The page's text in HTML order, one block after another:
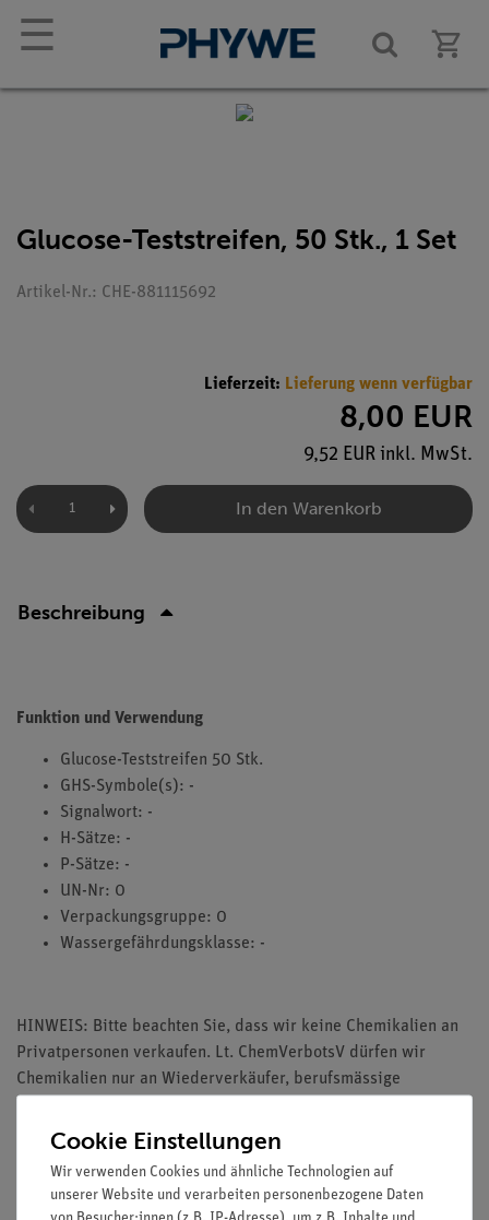
☰
Glucose-Teststreifen, 50 Stk., 1 Set
Artikel-Nr.: CHE-881115692
Lieferzeit: Lieferung wenn verfügbar
8,00 EUR
9,52 EUR inkl. MwSt.
In den Warenkorb
Beschreibung
Funktion und Verwendung
Glucose-Teststreifen 50 Stk.
GHS-Symbole(s): -
Signalwort: -
H-Sätze: -
P-Sätze: -
UN-Nr: 0
Verpackungsgruppe: 0
Wassergefährdungsklasse: -
HINWEIS: Bitte beachten Sie, dass wir keine Chemikalien an
Privatpersonen verkaufen. Lt. ChemVerbotsV dürfen wir
Chemikalien nur an Wiederverkäufer, berufsmässige
Lehranstalten abgeben.
Cookie Einstellungen
Wir verwenden Cookies und ähnliche Technologien auf
unserer Website und verarbeiten personenbezogene Daten